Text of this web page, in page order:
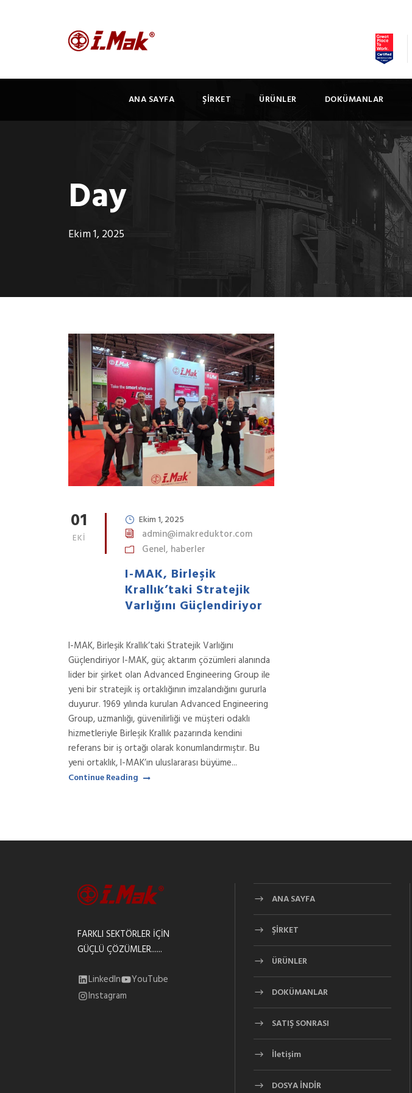
ANA SAYFA ŞİRKET ÜRÜNLER DOKÜMANLAR
Day
Ekim 1, 2025
01
EKI
Ekim 1, 2025
admin@imakreduktor.com
Genel, haberler
I-MAK, Birleşik
Krallık’taki Stratejik
Varlığını Güçlendiriyor
I-MAK, Birleşik Krallık’taki Stratejik Varlığını
Güçlendiriyor I-MAK, güç aktarım çözümleri alanında
lider bir şirket olan Advanced Engineering Group ile
yeni bir stratejik iş ortaklığının imzalandığını gururla
duyurur. 1969 yılında kurulan Advanced Engineering
Group, uzmanlığı, güvenilirliği ve müşteri odaklı
hizmetleriyle Birleşik Krallık pazarında kendini
referans bir iş ortağı olarak konumlandırmıştır. Bu
yeni ortaklık, I-MAK’ın uluslararası büyüme...
Continue Reading
FARKLI SEKTÖRLER İÇİN
GÜÇLÜ ÇÖZÜMLER......
LinkedIn
YouTube
Instagram
ANA SAYFA
ŞİRKET
ÜRÜNLER
DOKÜMANLAR
SATIŞ SONRASI
İletişim
DOSYA İNDİR